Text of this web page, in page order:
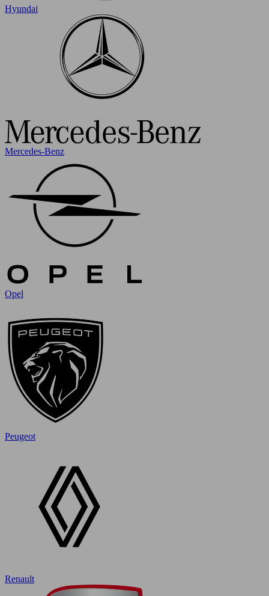
Hyundai
Mercedes-Benz
Opel
Peugeot
Renault